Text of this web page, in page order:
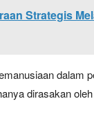
Strategis
dalam
dirasakan